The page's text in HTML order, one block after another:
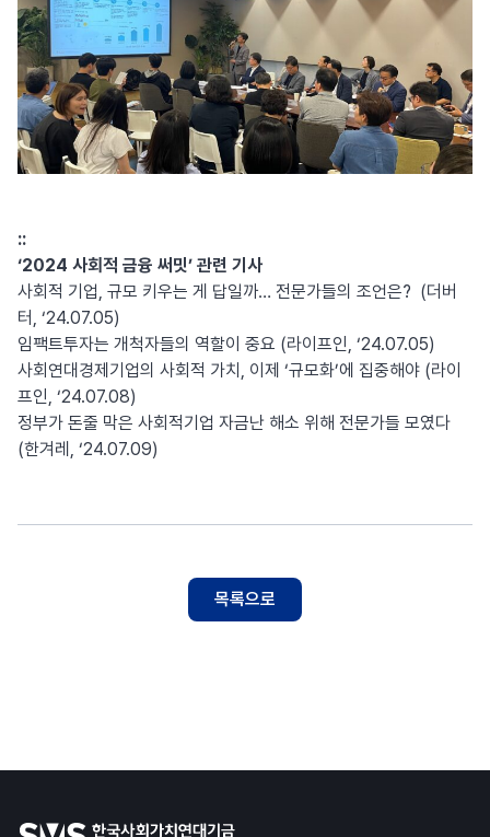
::
‘2024 사회적 금융 써밋’ 관련 기사
사회적 기업, 규모 키우는 게 답일까… 전문가들의 조언은? (더버
터, ‘24.07.05)
임팩트투자는 개척자들의 역할이 중요 (라이프인, ‘24.07.05)
사회연대경제기업의 사회적 가치, 이제 ‘규모화’에 집중해야 (라이
프인, ‘24.07.08)
정부가 돈줄 막은 사회적기업 자금난 해소 위해 전문가들 모였다
(한겨레, ‘24.07.09)
목록으로